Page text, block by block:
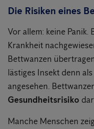
Die Risiken eines
Vor allem: keine Panik.
Krankheit
Bettwanzen
lästiges Insekt denn
angesehen.
Gesundheitsrisiko
Manche Menschen